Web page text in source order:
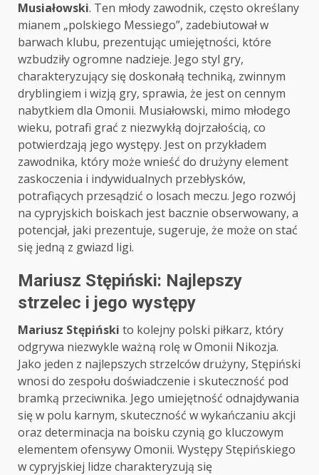
Musiałowski. Ten młody zawodnik, często określany
mianem „polskiego Messiego”, zadebiutował w
barwach klubu, prezentując umiejętności, które
wzbudziły ogromne nadzieje. Jego styl gry,
charakteryzujący się doskonałą techniką, zwinnym
dryblingiem i wizją gry, sprawia, że jest on cennym
nabytkiem dla Omonii. Musiałowski, mimo młodego
wieku, potrafi grać z niezwykłą dojrzałością, co
potwierdzają jego występy. Jest on przykładem
zawodnika, który może wnieść do drużyny element
zaskoczenia i indywidualnych przebłysków,
potrafiących przesądzić o losach meczu. Jego rozwój
na cypryjskich boiskach jest bacznie obserwowany, a
potencjał, jaki prezentuje, sugeruje, że może on stać
się jedną z gwiazd ligi.
Mariusz Stępiński: Najlepszy
strzelec i jego występy
Mariusz Stępiński to kolejny polski piłkarz, który
odgrywa niezwykle ważną rolę w Omonii Nikozja.
Jako jeden z najlepszych strzelców drużyny, Stępiński
wnosi do zespołu doświadczenie i skuteczność pod
bramką przeciwnika. Jego umiejętność odnajdywania
się w polu karnym, skuteczność w wykańczaniu akcji
oraz determinacja na boisku czynią go kluczowym
elementem ofensywy Omonii. Występy Stępińskiego
w cypryjskiej lidze charakteryzują się